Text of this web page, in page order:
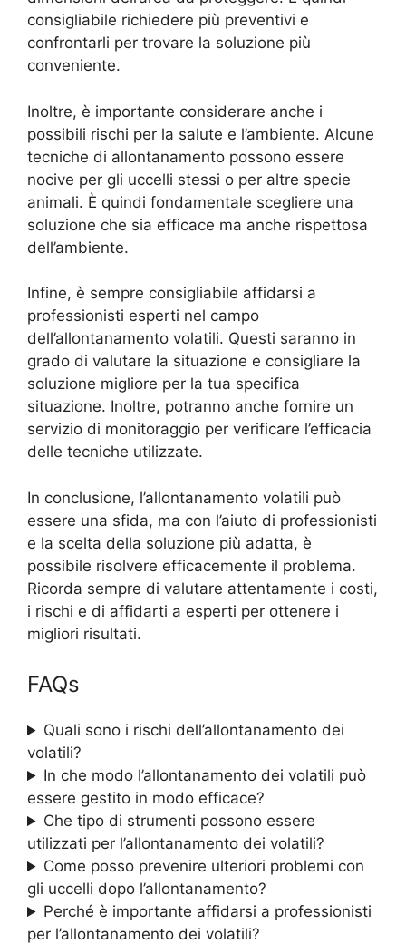
consigliabile richiedere più preventivi e
confrontarli per trovare la soluzione più
conveniente.
Inoltre, è importante considerare anche i
possibili rischi per la salute e l’ambiente. Alcune
tecniche di allontanamento possono essere
nocive per gli uccelli stessi o per altre specie
animali. È quindi fondamentale scegliere una
soluzione che sia efficace ma anche rispettosa
dell’ambiente.
Infine, è sempre consigliabile affidarsi a
professionisti esperti nel campo
dell’allontanamento volatili. Questi saranno in
grado di valutare la situazione e consigliare la
soluzione migliore per la tua specifica
situazione. Inoltre, potranno anche fornire un
servizio di monitoraggio per verificare l’efficacia
delle tecniche utilizzate.
In conclusione, l’allontanamento volatili può
essere una sfida, ma con l’aiuto di professionisti
e la scelta della soluzione più adatta, è
possibile risolvere efficacemente il problema.
Ricorda sempre di valutare attentamente i costi,
i rischi e di affidarti a esperti per ottenere i
migliori risultati.
FAQs
Quali sono i rischi dell’allontanamento dei
volatili?
In che modo l’allontanamento dei volatili può
essere gestito in modo efficace?
Che tipo di strumenti possono essere
utilizzati per l’allontanamento dei volatili?
Come posso prevenire ulteriori problemi con
gli uccelli dopo l’allontanamento?
Perché è importante affidarsi a professionisti
per l’allontanamento dei volatili?